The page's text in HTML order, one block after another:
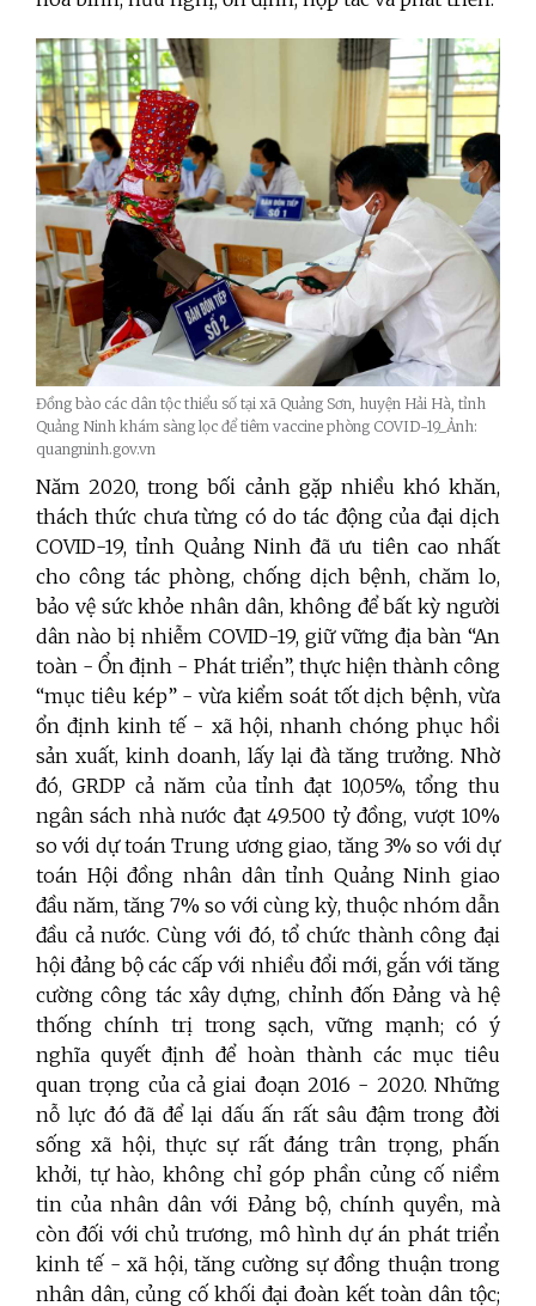
Đồng bào các dân tộc thiểu số tại xã Quảng Sơn, huyện Hải Hà, tỉnh
Quảng Ninh khám sàng lọc để tiêm vaccine phòng COVID-19_Ảnh:
quangninh.gov.vn
Năm 2020, trong bối cảnh gặp nhiều khó khăn,
thách thức chưa từng có do tác động của đại dịch
COVID-19, tỉnh Quảng Ninh đã ưu tiên cao nhất
cho công tác phòng, chống dịch bệnh, chăm lo,
bảo vệ sức khỏe nhân dân, không để bất kỳ người
dân nào bị nhiễm COVID-19, giữ vững địa bàn “An
toàn - Ổn định - Phát triển”, thực hiện thành công
“mục tiêu kép” - vừa kiểm soát tốt dịch bệnh, vừa
ổn định kinh tế - xã hội, nhanh chóng phục hồi
sản xuất, kinh doanh, lấy lại đà tăng trưởng. Nhờ
đó, GRDP cả năm của tỉnh đạt 10,05%, tổng thu
ngân sách nhà nước đạt 49.500 tỷ đồng, vượt 10%
so với dự toán Trung ương giao, tăng 3% so với dự
toán Hội đồng nhân dân tỉnh Quảng Ninh giao
đầu năm, tăng 7% so với cùng kỳ, thuộc nhóm dẫn
đầu cả nước. Cùng với đó, tổ chức thành công đại
hội đảng bộ các cấp với nhiều đổi mới, gắn với tăng
cường công tác xây dựng, chỉnh đốn Đảng và hệ
thống chính trị trong sạch, vững mạnh; có ý
nghĩa quyết định để hoàn thành các mục tiêu
quan trọng của cả giai đoạn 2016 - 2020. Những
nỗ lực đó đã để lại dấu ấn rất sâu đậm trong đời
sống xã hội, thực sự rất đáng trân trọng, phấn
khởi, tự hào, không chỉ góp phần củng cố niềm
tin của nhân dân với Đảng bộ, chính quyền, mà
còn đối với chủ trương, mô hình dự án phát triển
kinh tế - xã hội, tăng cường sự đồng thuận trong
nhân dân, củng cố khối đại đoàn kết toàn dân tộc;